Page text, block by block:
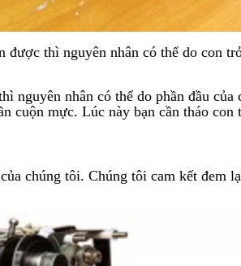
thì nguyên nhân có thể do con
nhân có thể do phần đầu
cuộn mực. Lúc này bạn cần tháo con
chúng tôi. Chúng tôi cam kết